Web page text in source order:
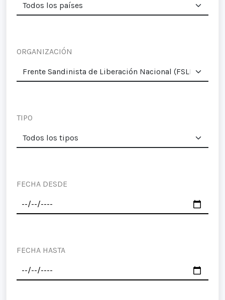
ORGANIZACIÓN
TIPO
FECHA DESDE
FECHA HASTA